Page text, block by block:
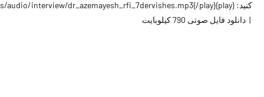
کنید: {play}images/audio/interview/dr_azemayesh_rfi_7dervishes.mp3{/play}
فایل صوتی